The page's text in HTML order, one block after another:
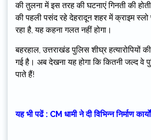
की तुलना में इस तरह की घटनाएं गिनती की होती
की पहली पसंद रहे देहरादून शहर में क्राइम स्लो
रहा है, यह कहना गलत नहीं होगा।
बहरहाल, उत्तराखंड पुलिस शीघ्र
गई है। अब देखना यह होगा कि कितनी जल्द वे
पाते हैं!
यह भी पढें : CM धामी ने दी विभिन्न निर्माण